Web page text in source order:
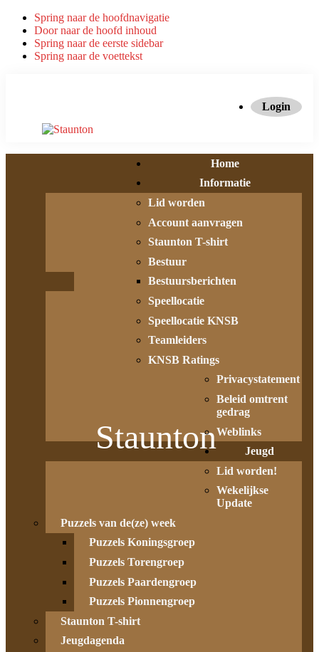
Spring naar de hoofdnavigatie
Door naar de hoofd inhoud
Spring naar de eerste sidebar
Spring naar de voettekst
Login
Staunton
Home
Informatie
Lid worden
Account aanvragen
Staunton T-shirt
Bestuur
Bestuursberichten
Speellocatie
Speellocatie KNSB
Teamleiders
KNSB Ratings
Privacystatement
Beleid omtrent
gedrag
Weblinks
Jeugd
Lid worden!
Wekelijkse
Update
Puzzels van de(ze) week
Puzzels Koningsgroep
Puzzels Torengroep
Puzzels Paardengroep
Puzzels Pionnengroep
Staunton T-shirt
Jeugdagenda